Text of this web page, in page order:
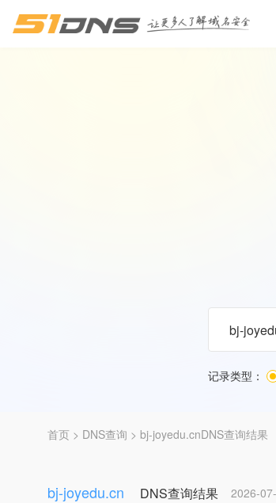
记录类型：
首页 > DNS查询 > bj-joyedu.cnDNS查询结果
bj-joyedu.cn DNS查询结果 2026-